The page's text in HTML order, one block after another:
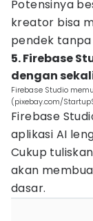
Potensinya
kreator bisa
pendek
5. Firebase
dengan
Firebase Studio
(pixebay.com/
Firebase
aplikasi AI
Cukup
akan
dasar.